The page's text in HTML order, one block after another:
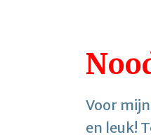
Voor
en leuk!